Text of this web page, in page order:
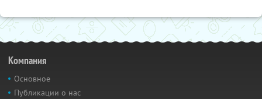
Компания
Основное
Публикации о нас